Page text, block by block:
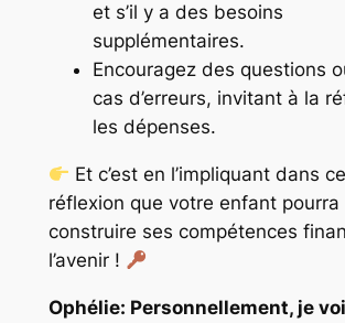
et s’il y a des besoins
supplémentaires.
Encouragez des questions
cas d’erreurs, invitant à la
les dépenses.
Et c’est en l’impliquant dans
réflexion que votre enfant
construire ses compétences
l’avenir !
Ophélie: Personnellement, je